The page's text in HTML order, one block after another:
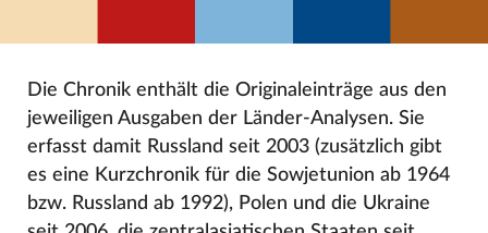
Die Chronik enthält die Originaleinträge aus den
jeweiligen Ausgaben der Länder-Analysen. Sie
erfasst damit Russland seit 2003 (zusätzlich gibt
es eine Kurzchronik für die Sowjetunion ab 1964
bzw. Russland ab 1992), Polen und die Ukraine